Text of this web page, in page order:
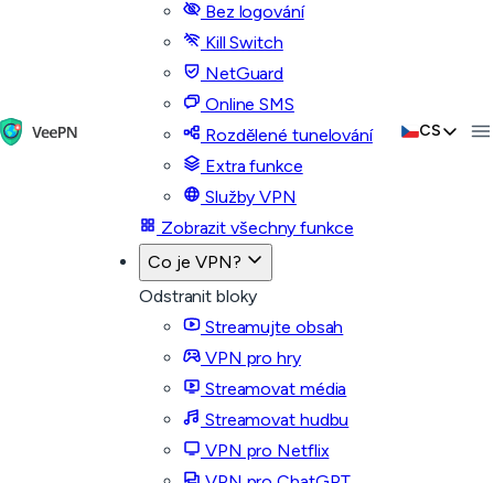
Bez logování
Kill Switch
NetGuard
Online SMS
Rozdělené tunelování
Extra funkce
Služby VPN
Zobrazit všechny funkce
Co je VPN?
Odstranit bloky
Streamujte obsah
VPN pro hry
Streamovat média
Streamovat hudbu
VPN pro Netflix
CS